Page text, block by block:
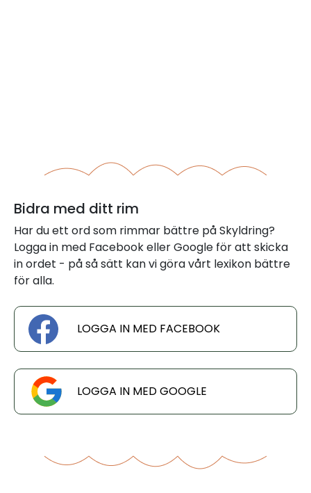
Bidra med ditt rim
Har du ett ord som rimmar bättre på Skyldring?
Logga in med Facebook eller Google för att skicka
in ordet - på så sätt kan vi göra vårt lexikon bättre
för alla.
LOGGA IN MED FACEBOOK
LOGGA IN MED GOOGLE